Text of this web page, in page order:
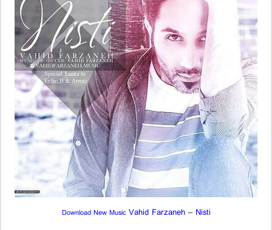
Download New Music Vahid Farzaneh– Nisti